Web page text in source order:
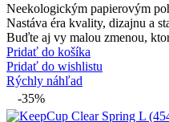
Neekologickým papierovým
Nastáva éra kvality, dizajnu a
Buďte aj vy malou zmenou,
Pridať do košíka
Pridať do wishlistu
Rýchly náhľad
-35%